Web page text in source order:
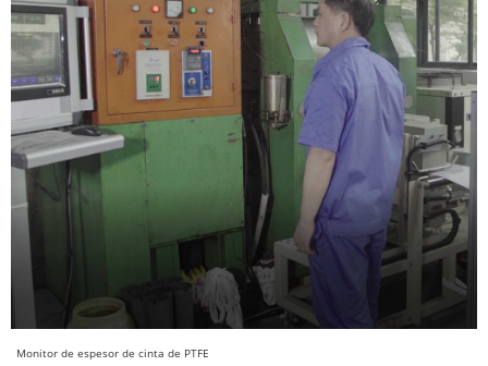
Monitor de espesor de cinta de PTFE